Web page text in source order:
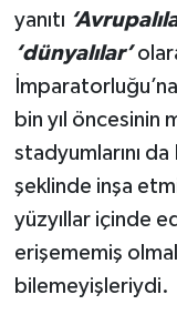
yanıtı
‘dünyalılar’
bin yıl öncesinin
stadyumlarını
şeklinde inşa
yüzyıllar içinde
erişememiş
bilemeyişleriydi.